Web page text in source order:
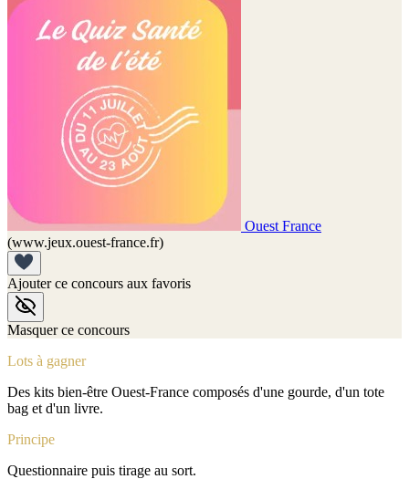
Ouest France
(www.jeux.ouest-france.fr)
Ajouter ce concours aux favoris
Masquer ce concours
Lots à gagner
Des kits bien-être Ouest-France composés d'une gourde, d'un tote
bag et d'un livre.
Principe
Questionnaire puis tirage au sort.